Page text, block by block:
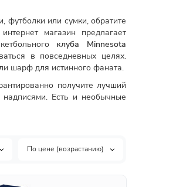
или сумки, обратите
магазин предлагает
клуба Minnesota
в повседневных целях.
шарф для истинного фаната.
получите лучший
Есть и необычные
По цене (возрастанию)